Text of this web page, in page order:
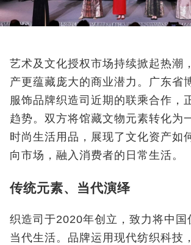
艺术及文化授权市场持续掀起热潮
产更蕴藏庞大的商业潜力。广东省
服饰品牌织造司近期的联乘合作，
趋势。双方将馆藏文物元素转化为
时尚生活用品，展现了文化资产如
向市场，融入消费者的日常生活。
传统元素、当代演绎
织造司于2020年创立，致力将中国
当代生活。品牌运用现代纺织科技